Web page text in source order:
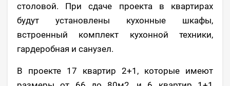
столовой. При сдаче проекта в квартирах
будут установлены кухонные шкафы,
встроенный комплект кухонной техники,
гардеробная и санузел.
В проекте 17 квартир 2+1, которые имеют